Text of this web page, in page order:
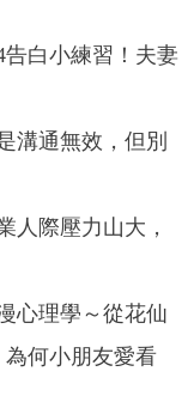
告白小練習！夫妻
溝通無效，但別
人際壓力山大，
心理學～從花仙
何小朋友愛看